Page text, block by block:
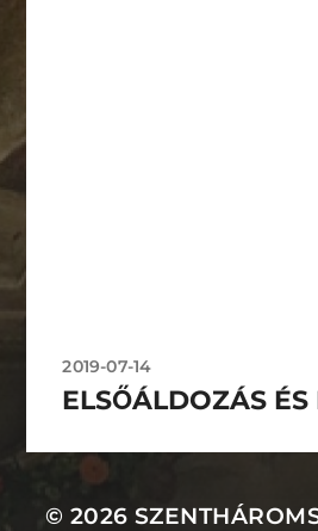
2019-07-14
ELSŐÁLDOZÁS
© 2026